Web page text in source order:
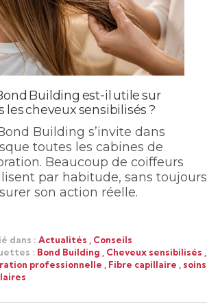
Building est-il utile sur
les cheveux sensibilisés ?
Building s’invite dans
toutes les cabines de
Beaucoup de coiffeurs
par habitude, sans toujours
son action réelle.
dans : Actualités
Conseils
: Bond Building Cheveux sensibilisés
professionnelle
Fibre capillaire
soins